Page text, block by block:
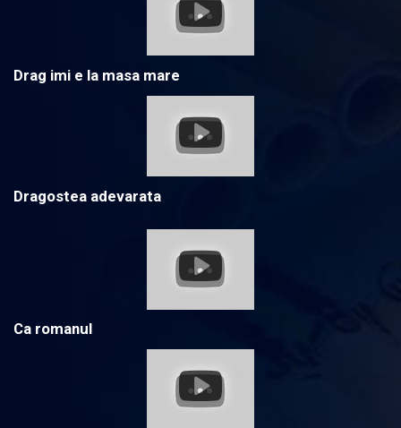
Drag imi e la masa mare
Dragostea adevarata
Ca romanul